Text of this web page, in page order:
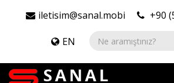
iletisim@sanal.mobi +90
EN